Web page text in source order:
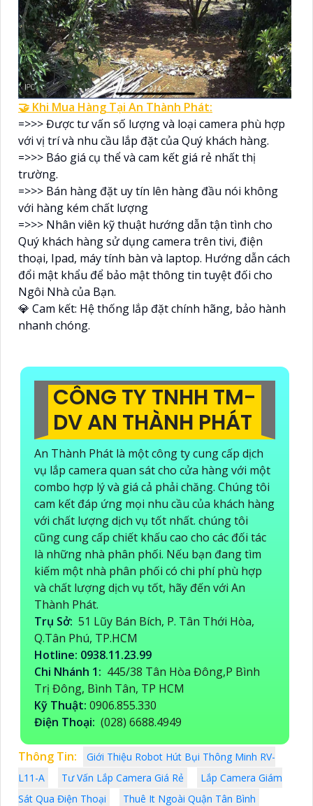
🤝 Khi Mua Hàng Tại An Thành Phát:
=>>> Được tư vấn số lượng và loại camera phù hợp
với vị trí và nhu cầu lắp đặt của Quý khách hàng.
=>>> Báo giá cụ thể và cam kết giá rẻ nhất thị
trường.
=>>> Bán hàng đặt uy tín lên hàng đầu nói không
với hàng kém chất lượng
=>>> Nhân viên kỹ thuật hướng dẫn tận tình cho
Quý khách hàng sử dụng camera trên tivi, điện
thoại, Ipad, máy tính bàn và laptop. Hướng dẫn cách
đổi mật khẩu để bảo mật thông tin tuyệt đối cho
Ngôi Nhà của Bạn.
💎 Cam kết: Hệ thống lắp đặt chính hãng, bảo hành
nhanh chóng.
CÔNG TY TNHH TM-
DV AN THÀNH PHÁT
An Thành Phát là một công ty cung cấp dịch
vụ lắp camera quan sát cho cửa hàng với một
combo hợp lý và giá cả phải chăng. Chúng tôi
cam kết đáp ứng mọi nhu cầu của khách hàng
với chất lượng dịch vụ tốt nhất. chúng tôi
cũng cung cấp chiết khấu cao cho các đối tác
là những nhà phân phối. Nếu bạn đang tìm
kiếm một nhà phân phối có chi phí phù hợp
và chất lượng dịch vụ tốt, hãy đến với An
Thành Phát.
Trụ Sở: 51 Lũy Bán Bích, P. Tân Thới Hòa,
Q.Tân Phú, TP.HCM
Hotline: 0938.11.23.99
Chi Nhánh 1: 445/38 Tân Hòa Đông,P Bình
Trị Đông, Bình Tân, TP HCM
Kỹ Thuật: 0906.855.330
Điện Thoại: (028) 6688.4949
Thông Tin:
Giới Thiệu Robot Hút Bụi Thông Minh RV-
L11-A
Tư Vấn Lắp Camera Giá Rẻ
Lắp Camera Giám
Sát Qua Điện Thoại
Thuê It Ngoài Quận Tân Bình